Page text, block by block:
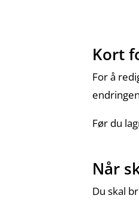
Kort
For å
Før du
Når
Du skal